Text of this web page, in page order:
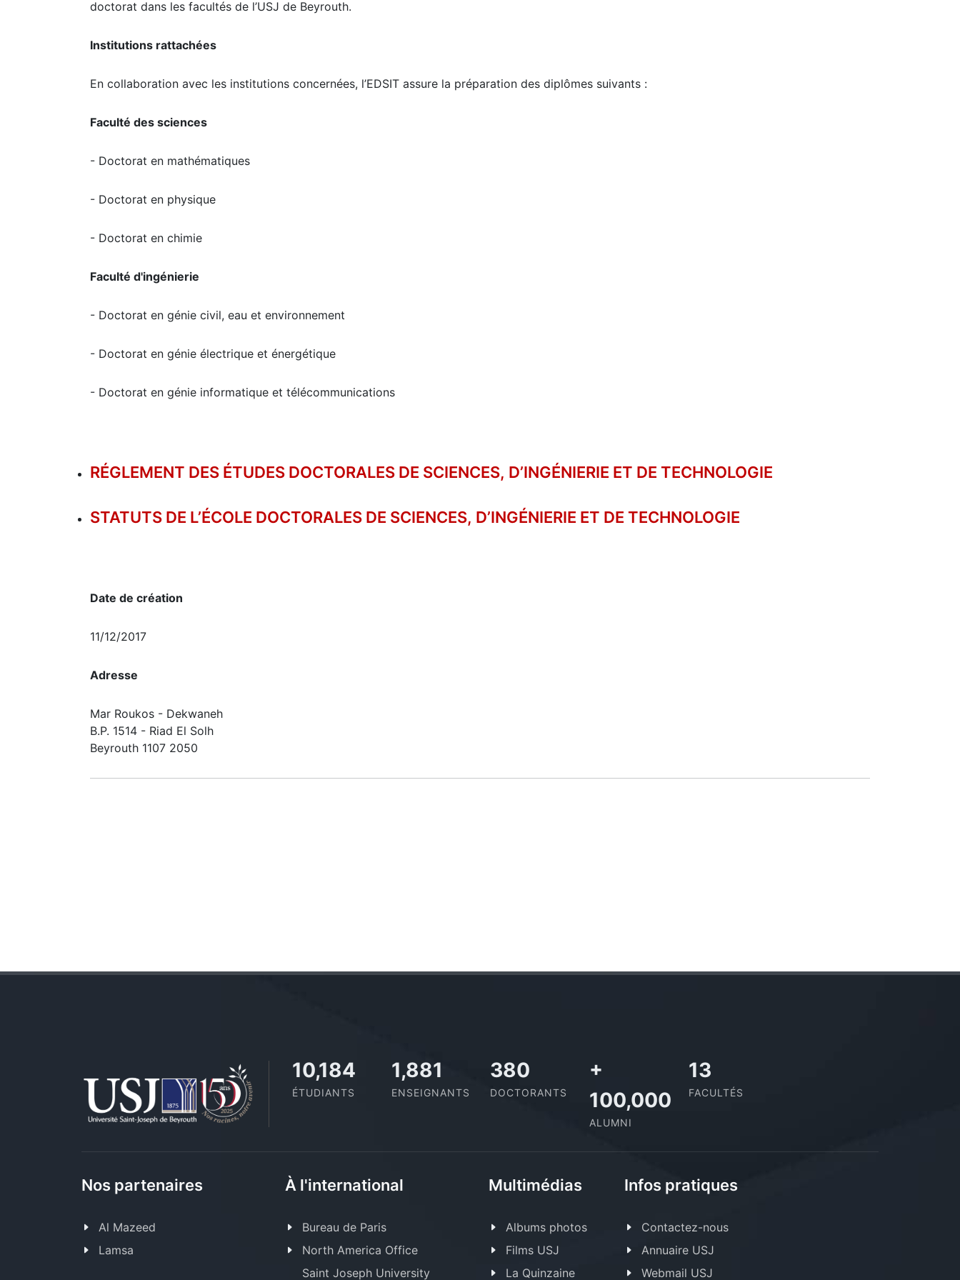
doctorat dans les facultés de l’USJ de Beyrouth.
Institutions rattachées
En collaboration avec les institutions concernées, l’EDSIT assure la préparation des diplômes suivants :
Faculté des sciences
- Doctorat en mathématiques
- Doctorat en physique
- Doctorat en chimie
Faculté d'ingénierie
- Doctorat en génie civil, eau et environnement
- Doctorat en génie électrique et énergétique
- Doctorat en génie informatique et télécommunications
RÉGLEMENT DES ÉTUDES DOCTORALES DE SCIENCES, D’INGÉNIERIE ET DE TECHNOLOGIE
STATUTS DE L’ÉCOLE DOCTORALES DE SCIENCES, D’INGÉNIERIE ET DE TECHNOLOGIE
Date de création
11/12/2017
Adresse
Mar Roukos - Dekwaneh
B.P. 1514 - Riad El Solh
Beyrouth 1107 2050
11,727
ÉTUDIANTS
2,142
ENSEIGNANTS
437
DOCTORANTS
+
100,000
ALUMNI
13
FACULTÉS
Nos partenaires
Al Mazeed
Lamsa
À l'international
Bureau de Paris
North America Office
Saint Joseph University
Multimédias
Albums photos
Films USJ
La Quinzaine
Infos pratiques
Contactez-nous
Annuaire USJ
Webmail USJ